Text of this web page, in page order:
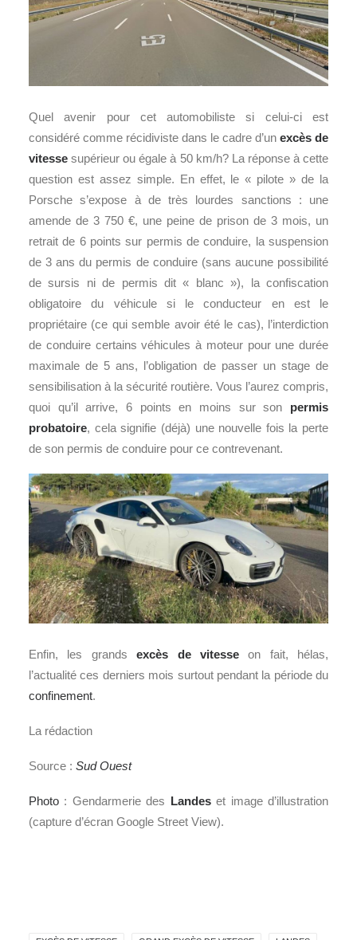
Quel avenir pour cet automobiliste si celui-ci est
considéré comme récidiviste dans le cadre d’un excès de
vitesse supérieur ou égale à 50 km/h? La réponse à cette
question est assez simple. En effet, le « pilote » de la
Porsche s’expose à de très lourdes sanctions : une
amende de 3 750 €, une peine de prison de 3 mois, un
retrait de 6 points sur permis de conduire, la suspension
de 3 ans du permis de conduire (sans aucune possibilité
de sursis ni de permis dit « blanc »), la confiscation
obligatoire du véhicule si le conducteur en est le
propriétaire (ce qui semble avoir été le cas), l’interdiction
de conduire certains véhicules à moteur pour une durée
maximale de 5 ans, l’obligation de passer un stage de
sensibilisation à la sécurité routière. Vous l’aurez compris,
quoi qu’il arrive, 6 points en moins sur son permis
probatoire, cela signifie (déjà) une nouvelle fois la perte
de son permis de conduire pour ce contrevenant.
Enfin, les grandsexcès de vitesseon fait, hélas,
l’actualité ces derniers mois surtout pendant la période du
confinement.
La rédaction
Source : Sud Ouest
Photo : Gendarmerie des Landeset image d’illustration
(capture d’écran Google Street View).